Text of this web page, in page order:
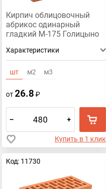
Кирпич облицовочный
абрикос одинарный
гладкий М-175 Голицыно
Характеристики
шт м2 м3
от26.8 ₽
– +
Купить в 1 клик
Код: 11730